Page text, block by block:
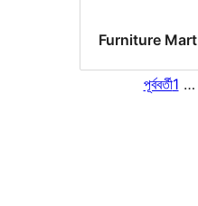
Furniture Mart
পূর্ববর্তী1 …